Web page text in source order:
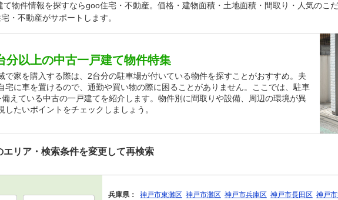
て物件情報を探すならgoo住宅・不動産。価格・建物面積・土地面積・間取り・人気のこ
・不動産がサポートします。
分以上の中古一戸建て物件特集
で家を購入する際は、2台分の駐車場が付いている物件を探すことがおすすめ。夫
宅に車を置けるので、通勤や買い物の際に困ることがありません。ここでは、駐車
えている中古の一戸建てを紹介します。物件別に間取りや設備、周辺の環境が異
したいポイントをチェックしましょう。
エリア・検索条件を変更して再検索
兵庫県： 神戸市東灘区 神戸市灘区 神戸市兵庫区 神戸市長田区 神戸